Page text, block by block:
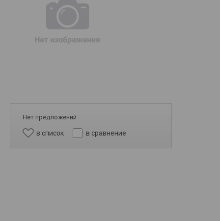
Нет предложений
в список в сравнение